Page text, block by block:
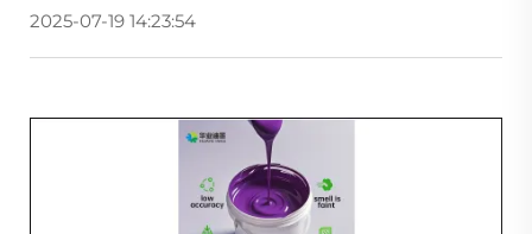
2025-07-19 14:23:54